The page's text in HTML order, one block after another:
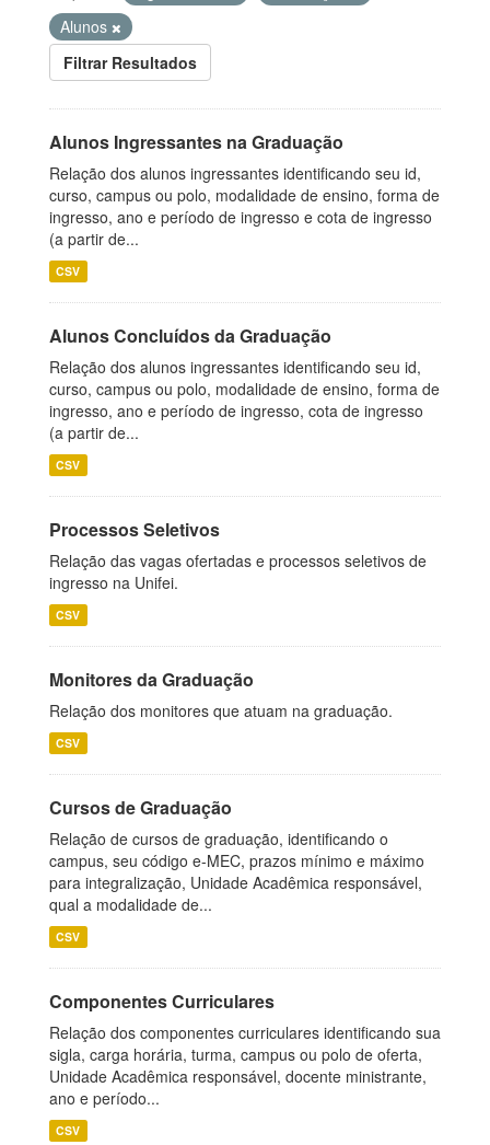
Alunos
Filtrar Resultados
Alunos Ingressantes na Graduação
Relação dos alunos ingressantes identificando seu id,
curso, campus ou polo, modalidade de ensino, forma de
ingresso, ano e período de ingresso e cota de ingresso
(a partir de...
CSV
Alunos Concluídos da Graduação
Relação dos alunos ingressantes identificando seu id,
curso, campus ou polo, modalidade de ensino, forma de
ingresso, ano e período de ingresso, cota de ingresso
(a partir de...
CSV
Processos Seletivos
Relação das vagas ofertadas e processos seletivos de
ingresso na Unifei.
CSV
Monitores da Graduação
Relação dos monitores que atuam na graduação.
CSV
Cursos de Graduação
Relação de cursos de graduação, identificando o
campus, seu código e-MEC, prazos mínimo e máximo
para integralização, Unidade Acadêmica responsável,
qual a modalidade de...
CSV
Componentes Curriculares
Relação dos componentes curriculares identificando sua
sigla, carga horária, turma, campus ou polo de oferta,
Unidade Acadêmica responsável, docente ministrante,
ano e período...
CSV